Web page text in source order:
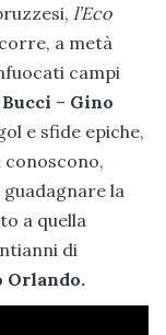
l’Eco
a metà
campi
– Gino
e sfide epiche,
conoscono,
la
a quella
di
Orlando.